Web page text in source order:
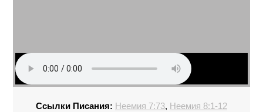
Ссылки Писания: Неемия 7:73, Неемия 8:1-12